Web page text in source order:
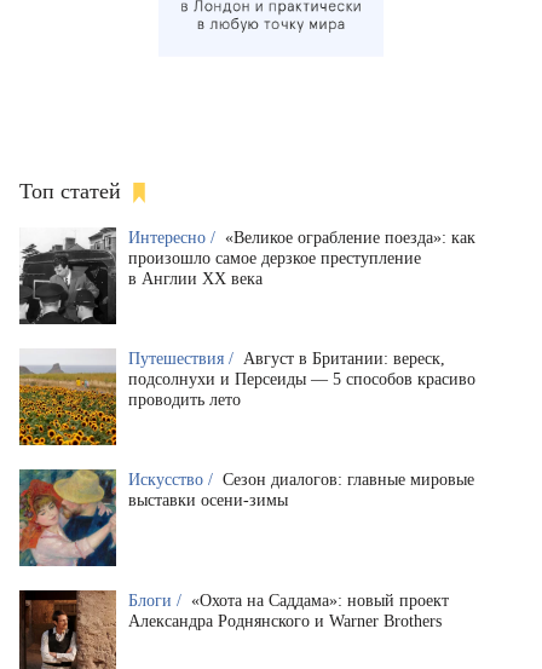
Топ статей
Интересно / «Великое ограбление поезда»: как
произошло самое дерзкое преступление
в Англии XX века
Путешествия / Август в Британии: вереск,
подсолнухи и Персеиды — 5 способов красиво
проводить лето
Искусство / Сезон диалогов: главные мировые
выставки осени-зимы
Блоги / «Охота на Саддама»: новый проект
Александра Роднянского и Warner Brothers